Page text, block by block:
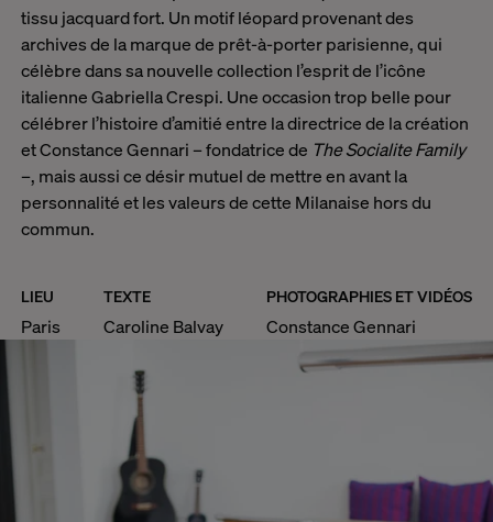
tissu jacquard fort. Un motif léopard provenant des
archives de la marque de prêt-à-porter parisienne, qui
célèbre dans sa nouvelle collection l’esprit de l’icône
italienne Gabriella Crespi. Une occasion trop belle pour
célébrer l’histoire d’amitié entre la directrice de la création
et Constance Gennari – fondatrice de The Socialite Family
–, mais aussi ce désir mutuel de mettre en avant la
personnalité et les valeurs de cette Milanaise hors du
commun.
LIEU
Paris
TEXTE
Caroline Balvay
PHOTOGRAPHIES ET VIDÉOS
Constance Gennari